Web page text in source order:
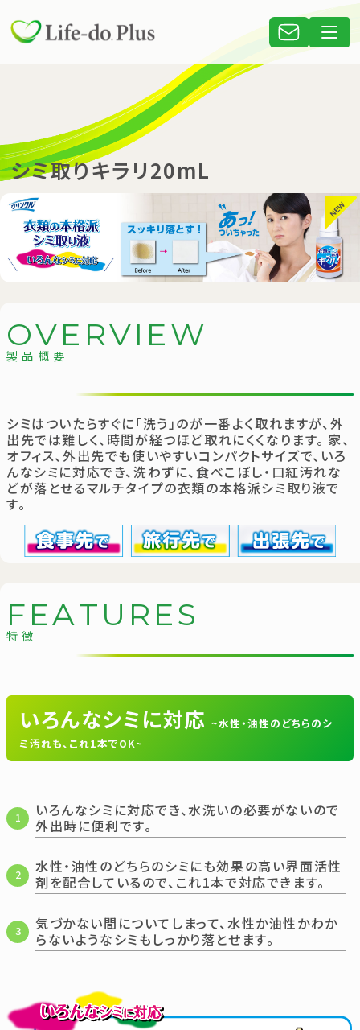
シミ取りキラリ20mL
OVE RVI EW
製品概要
シミはついたらすぐに「洗う」のが一番よく取れますが、外
出先では難しく、時間が経つほど取れにくくなります。 家、
オフィス、外出先でも使いやすいコンパクトサイズで、いろ
んなシミに対応でき、洗わずに、食べこぼし・口紅汚れな
どが落とせるマルチタイプの衣類の本格派シミ取り液で
す。
FEATU RES
特徴
いろんなシミに対応 ~水性・油性のどちらのシ
ミ汚れも、これ1本でOK~
1
いろんなシミに対応でき、水洗いの必要がないので
外出時に便利です。
2
水性・油性のどちらのシミにも効果の高い界面活性
剤を配合しているので、これ1本で対応できます。
3
気づかない間についてしまって、水性か油性かわか
らないようなシミもしっかり落とせます。